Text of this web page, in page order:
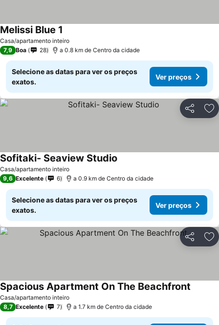
Casa/apartamento inteiro
Melissi Blue 1
7,9 Boa 28 a 0.8 km de Centro da cidade
Selecione as datas para ver os preços
exatos.
Ver preços
Partilhar
Casa/apartamento inteiro
Sofitaki- Seaview Studio
9,6 Excelente 6 a 0.9 km de Centro da cidade
Selecione as datas para ver os preços
exatos.
Ver preços
Partilhar
Casa/apartamento inteiro
Spacious Apartment On The Beachfront
8,7 Excelente 7 a 1.7 km de Centro da cidade